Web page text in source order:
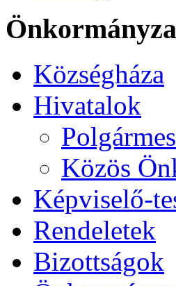
Községháza
Hivatalok
Közös
Képviselő-
Rendeletek
Bizottságok